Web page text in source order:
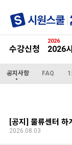
수강신청 2026
2026
공지사항 FAQ
[공지] 물류센터 하
2026.08.03